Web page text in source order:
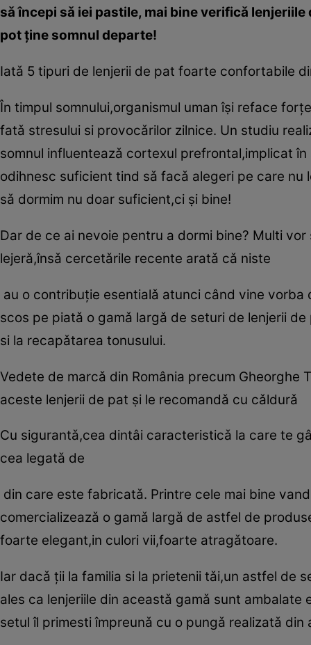
sǎ începi sǎ iei pastile, mai bine verificǎ
pot ţine somnul departe!
Iatǎ 5 tipuri de lenjerii de pat foarte confortabile
În timpul somnului,organismul uman îṣi reface
fatǎ stresului si provocǎrilor zilnice. Un studiu
somnul influenteazǎ cortexul prefrontal,implicat
odihnesc suficient tind sǎ facǎ alegeri pe care
sǎ dormim nu doar suficient,ci ṣi bine!
Dar de ce ai nevoie pentru a dormi bine? Multi
lejerǎ,însǎ cercetǎrile recente aratǎ cǎ niste
au o contribuţie esentialǎ atunci când vine
scos pe piatǎ o gamǎ largǎ de seturi de lenjerii
si la recapǎtarea tonusului.
Vedete de marcǎ din România precum Gheorghe
aceste lenjerii de pat ṣi le recomandǎ cu cǎldurǎ
Cu sigurantǎ,cea dintâi caracteristicǎ la care te
cea legatǎ de
din care este fabricatǎ. Printre cele mai bine
comercializeazǎ o gamǎ largǎ de astfel de
foarte elegant,in culori vii,foarte atragǎtoare.
Iar dacǎ ţii la familia si la prietenii tǎi,un astfel de
ales ca lenjeriile din aceastǎ gamǎ sunt
setul îl primesti împreunǎ cu o pungǎ realizatǎ